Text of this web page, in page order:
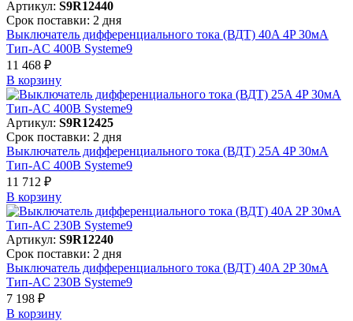
Артикул: S9R12440
Срок поставки: 2 дня
Выключатель дифференциального тока (ВДТ) 40A 4P 30мА
Тип-AC 400В Systeme9
11 468 ₽
В корзинy
Артикул: S9R12425
Срок поставки: 2 дня
Выключатель дифференциального тока (ВДТ) 25A 4P 30мА
Тип-AC 400В Systeme9
11 712 ₽
В корзинy
Артикул: S9R12240
Срок поставки: 2 дня
Выключатель дифференциального тока (ВДТ) 40A 2P 30мА
Тип-AC 230В Systeme9
7 198 ₽
В корзинy